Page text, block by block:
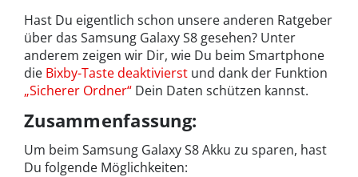
Hast Du eigentlich schon unsere anderen Ratgeber
über das Samsung Galaxy S8 gesehen? Unter
anderem zeigen wir Dir, wie Du beim Smartphone
die Bixby-Taste deaktivierst und dank der Funktion
„Sicherer Ordner“ Dein Daten schützen kannst.
Zusammenfassung:
Um beim Samsung Galaxy S8 Akku zu sparen, hast
Du folgende Möglichkeiten: